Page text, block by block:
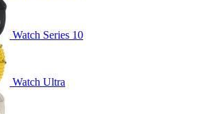
Watch Series 10
Watch Ultra